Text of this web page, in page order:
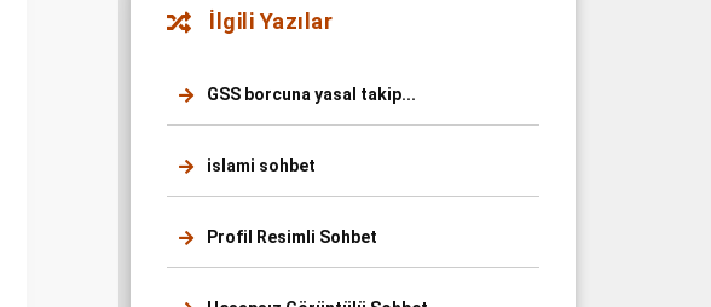
İlgili Yazılar
GSS borcuna yasal takip...
islami sohbet
Profil Resimli Sohbet